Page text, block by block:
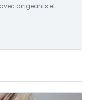
dirigeants et